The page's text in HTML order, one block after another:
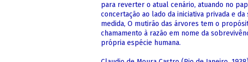
para reverter o atual cenário, atuando no
concertação ao lado da iniciativa privada e
medida, O mutirão das árvores tem o
chamamento à razão em nome da
própria espécie humana.